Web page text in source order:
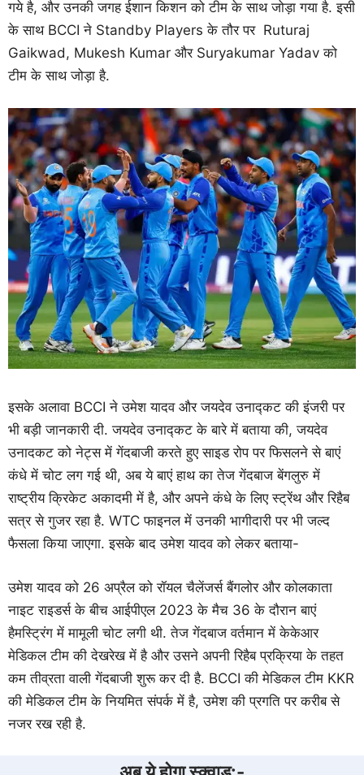
गये है, और उनकी जगह ईशान किशन को टीम के साथ जोड़ा गया है. इसी
के साथ BCCI ने Standby Players के तौर पर Ruturaj
Gaikwad, Mukesh Kumar और Suryakumar Yadav को
टीम के साथ जोड़ा है.
इसके अलावा BCCI ने उमेश यादव और जयदेव उनाद्कट की इंजरी पर
भी बड़ी जानकारी दी. जयदेव उनाद्कट के बारे में बताया की, जयदेव
उनादकट को नेट्स में गेंदबाजी करते हुए साइड रोप पर फिसलने से बाएं
कंधे में चोट लग गई थी, अब ये बाएं हाथ का तेज गेंदबाज बेंगलुरु में
राष्ट्रीय क्रिकेट अकादमी में है, और अपने कंधे के लिए स्ट्रेंथ और रिहैब
सत्र से गुजर रहा है. WTC फाइनल में उनकी भागीदारी पर भी जल्द
फैसला किया जाएगा. इसके बाद उमेश यादव को लेकर बताया-
उमेश यादव को 26 अप्रैल को रॉयल चैलेंजर्स बैंगलोर और कोलकाता
नाइट राइडर्स के बीच आईपीएल 2023 के मैच 36 के दौरान बाएं
हैमस्ट्रिंग में मामूली चोट लगी थी. तेज गेंदबाज वर्तमान में केकेआर
मेडिकल टीम की देखरेख में है और उसने अपनी रिहैब प्रक्रिया के तहत
कम तीव्रता वाली गेंदबाजी शुरू कर दी है. BCCI की मेडिकल टीम KKR
की मेडिकल टीम के नियमित संपर्क में है, उमेश की प्रगति पर करीब से
नजर रख रही है.